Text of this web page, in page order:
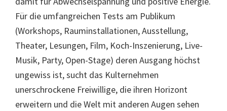
Für die umfangreichen Tests am Publikum
(Workshops, Rauminstallationen, Ausstellung,
Theater, Lesungen, Film, Koch-Inszenierung, Live-
Musik, Party, Open-Stage) deren Ausgang höchst
ungewiss ist, sucht das Kulternehmen
unerschrockene Freiwillige, die ihren Horizont
erweitern und die Welt mit anderen Augen sehen